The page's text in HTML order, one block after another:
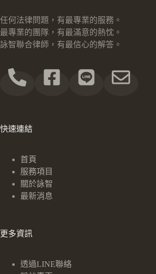
任何法律問題，有最專業的服務。
最專業的團隊，有最滿意的熱忱。
詠智聯合律師，有最信心的解答。
快速連結
首頁
服務項目
關於詠智
最新消息
更多資訊
透過LINE聯絡